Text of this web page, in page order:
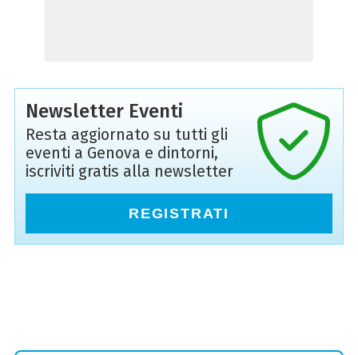
Newsletter Eventi
Resta aggiornato su tutti gli
eventi a Genova e dintorni,
iscriviti gratis alla newsletter
REGISTRATI